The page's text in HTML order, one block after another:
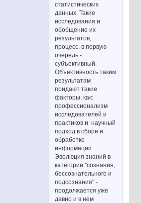
статистических
данных. Такие
исследования и
обобщение их
результатов,
процесс, в первую
очередь -
субъективный.
Объективность таким
результатам
придают такие
факторы, как:
профессионализм
исследователей и
практиков и научный
подход в сборе и
обработке
информации.
Эволюция знаний в
категории "сознания,
бессознательного и
подсознания" -
продолжается уже
давно и в нем